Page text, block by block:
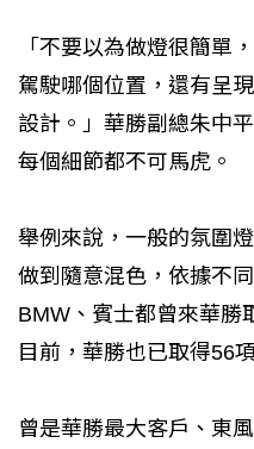
「不要以為做燈很簡單
駕駛哪個位置，還有呈
設計。」華勝副總朱中
每個細節都不可馬虎。
舉例來說，一般的氛圍
做到隨意混色，依據不
BMW、賓士都曾來華勝
目前，華勝也已取得56
曾是華勝最大客戶、東